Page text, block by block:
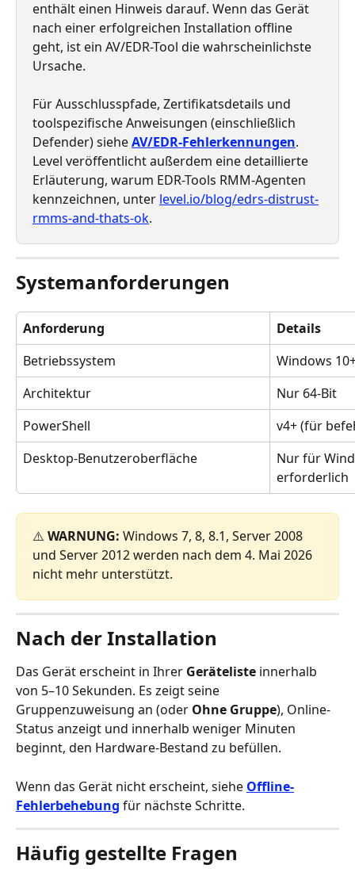
enthält einen Hinweis darauf. Wenn das Gerät
nach einer erfolgreichen Installation offline
geht, ist ein AV/EDR-Tool die wahrscheinlichste
Ursache.
Für Ausschlusspfade, Zertifikatsdetails und
toolspezifische Anweisungen (einschließlich
Defender) siehe AV/EDR-Fehlerkennungen.
Level veröffentlicht außerdem eine detaillierte
Erläuterung, warum EDR-Tools RMM-Agenten
kennzeichnen, unter level.io/blog/edrs-distrust-
rmms-and-thats-ok.
Systemanforderungen
Anforderung
Details
Betriebssystem
Windows
Architektur
Nur 64-Bit
PowerShell
v4+ (für
Desktop-Benutzeroberfläche
Nur für
erforderlich
⚠️ WARNUNG: Windows 7, 8, 8.1, Server 2008
und Server 2012 werden nach dem 4. Mai 2026
nicht mehr unterstützt.
Nach der Installation
Das Gerät erscheint in Ihrer Geräteliste innerhalb
von 5–10 Sekunden. Es zeigt seine
Gruppenzuweisung an (oder Ohne Gruppe), Online-
Status anzeigt und innerhalb weniger Minuten
beginnt, den Hardware-Bestand zu befüllen.
Wenn das Gerät nicht erscheint, siehe Offline-
Fehlerbehebung für nächste Schritte.
Häufig gestellte Fragen